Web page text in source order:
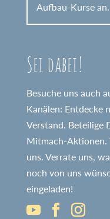
Aufbau-Kurse an.
Sei dabei!
Besuche uns auch
Kanälen: Entdecke
Verstand. Beteilige
Mitmach-Aktionen.
uns. Verrate uns,
noch von uns
eingeladen!